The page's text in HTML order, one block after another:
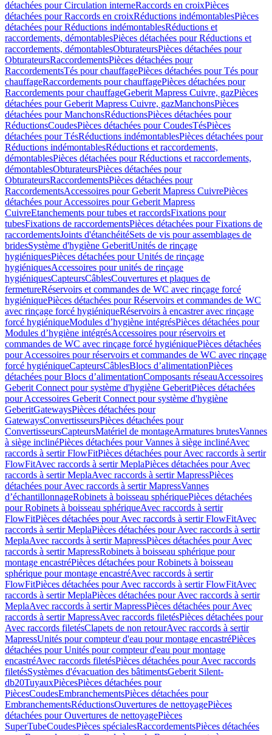
détachées pour Circulation interneRaccords en croixPièces
détachées pour Raccords en croixRéductions indémontablesPièces
détachées pour Réductions indémontablesRéductions et
raccordements, démontablesPièces détachées pour Réductions et
raccordements, démontablesObturateursPièces détachées pour
ObturateursRaccordementsPièces détachées pour
RaccordementsTés pour chauffagePièces détachées pour Tés pour
chauffageRaccordements pour chauffagePièces détachées pour
Raccordements pour chauffageGeberit Mapress Cuivre, gazPièces
détachées pour Geberit Mapress Cuivre, gazManchonsPièces
détachées pour ManchonsRéductionsPièces détachées pour
RéductionsCoudesPièces détachées pour CoudesTésPièces
détachées pour TésRéductions indémontablesPièces détachées pour
Réductions indémontablesRéductions et raccordements,
démontablesPièces détachées pour Réductions et raccordements,
démontablesObturateursPièces détachées pour
ObturateursRaccordementsPièces détachées pour
RaccordementsAccessoires pour Geberit Mapress CuivrePièces
détachées pour Accessoires pour Geberit Mapress
CuivreEtanchements pour tubes et raccordsFixations pour
tubesFixations de raccordementsPièces détachées pour Fixations de
raccordementsJoints d'étanchéitéSets de vis pour assemblages de
bridesSystème d'hygiène GeberitUnités de rinçage
hygiéniquesPièces détachées pour Unités de rinçage
hygiéniquesAccessoires pour unités de rinçage
hygiéniquesCapteursCâblesCouvertures et plaques de
fermetureRéservoirs et commandes de WC avec rinçage forcé
hygiéniquePièces détachées pour Réservoirs et commandes de WC
avec rinçage forcé hygiéniqueRéservoirs à encastrer avec rinçage
forcé hygiéniqueModules d’hygiène intégrésPièces détachées pour
Modules d’hygiène intégrésAccessoires pour réservoirs et
commandes de WC avec rinçage forcé hygiéniquePièces détachées
pour Accessoires pour réservoirs et commandes de WC avec rinçage
forcé hygiéniqueCapteursCâblesBlocs d’alimentationPièces
détachées pour Blocs d’alimentationComposants réseauAccessoires
Geberit Connect pour système d'hygiène GeberitPièces détachées
pour Accessoires Geberit Connect pour système d'hygiène
GeberitGatewaysPièces détachées pour
GatewaysConvertisseursPièces détachées pour
ConvertisseursCapteursMatériel de montageArmatures brutesVannes
à siège inclinéPièces détachées pour Vannes à siège inclinéAvec
raccords à sertir FlowFitPièces détachées pour Avec raccords à sertir
FlowFitAvec raccords à sertir MeplaPièces détachées pour Avec
raccords à sertir MeplaAvec raccords à sertir MapressPièces
détachées pour Avec raccords à sertir MapressVannes
d’échantillonnageRobinets à boisseau sphériquePièces détachées
pour Robinets à boisseau sphériqueAvec raccords à sertir
FlowFitPièces détachées pour Avec raccords à sertir FlowFitAvec
raccords à sertir MeplaPièces détachées pour Avec raccords à sertir
MeplaAvec raccords à sertir MapressPièces détachées pour Avec
raccords à sertir MapressRobinets à boisseau sphérique pour
montage encastréPièces détachées pour Robinets à boisseau
sphérique pour montage encastréAvec raccords à sertir
FlowFitPièces détachées pour Avec raccords à sertir FlowFitAvec
raccords à sertir MeplaPièces détachées pour Avec raccords à sertir
MeplaAvec raccords à sertir MapressPièces détachées pour Avec
raccords à sertir MapressAvec raccords filetésPièces détachées pour
Avec raccords filetésClapets de non retourAvec raccords à sertir
MapressUnités pour compteur d'eau pour montage encastréPièces
détachées pour Unités pour compteur d'eau pour montage
encastréAvec raccords filetésPièces détachées pour Avec raccords
filetésSystèmes d'évacuation des bâtimentsGeberit Silent-
db20TuyauxPiècesPièces détachées pour
PiècesCoudesEmbranchementsPièces détachées pour
EmbranchementsRéductionsOuvertures de nettoyagePièces
détachées pour Ouvertures de nettoyagePièces
SuperTubeCoudesPièces spécialesRaccordementsPièces détachées